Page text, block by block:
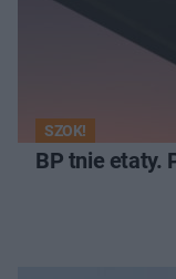
SZOK!
BP tnie etaty.